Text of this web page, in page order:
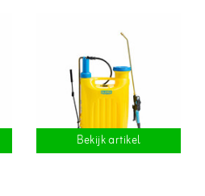
Bekijk artikel